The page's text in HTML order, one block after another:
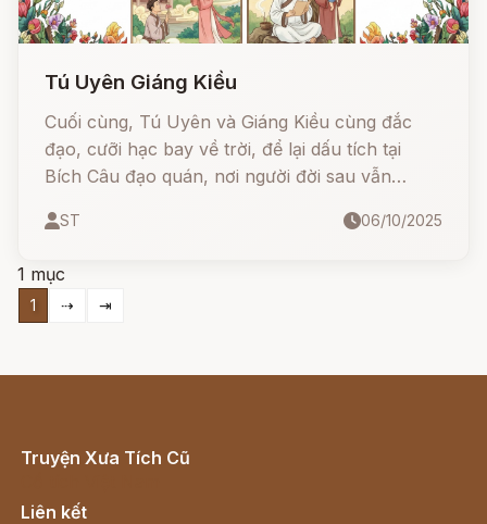
Tú Uyên Giáng Kiều
Cuối cùng, Tú Uyên và Giáng Kiều cùng đắc
đạo, cưỡi hạc bay về trời, để lại dấu tích tại
Bích Câu đạo quán, nơi người đời sau vẫn
ST 06/10/2025
1 mục
1 ⇢ ⇥
Truyện Xưa Tích Cũ
Liên kết